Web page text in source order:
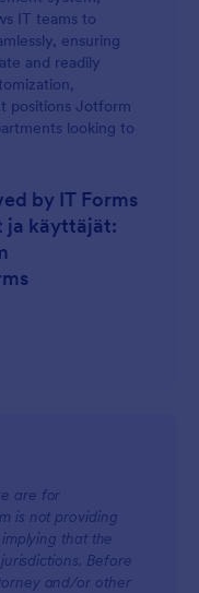
IT teams to
ensuring
and readily
positions Jotform
looking to
by IT Forms
ja käyttäjät:
are for
is not providing
that the
Before
and/or other